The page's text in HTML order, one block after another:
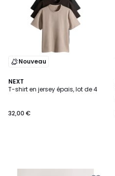
Nouveau
NEXT
T-shirt en jersey épais, lot de 4
32,00 €